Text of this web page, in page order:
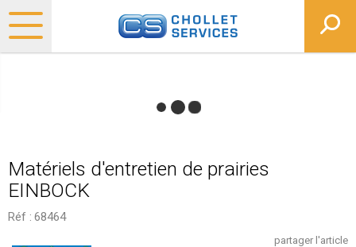
Matériels d'entretien de prairies
EINBOCK
Réf : 68464
partager l'article